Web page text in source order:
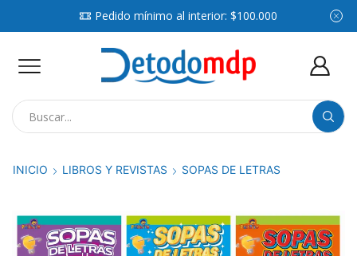
Pedido mínimo al interior: $100.000
INICIO LIBROS Y REVISTAS SOPAS DE LETRAS